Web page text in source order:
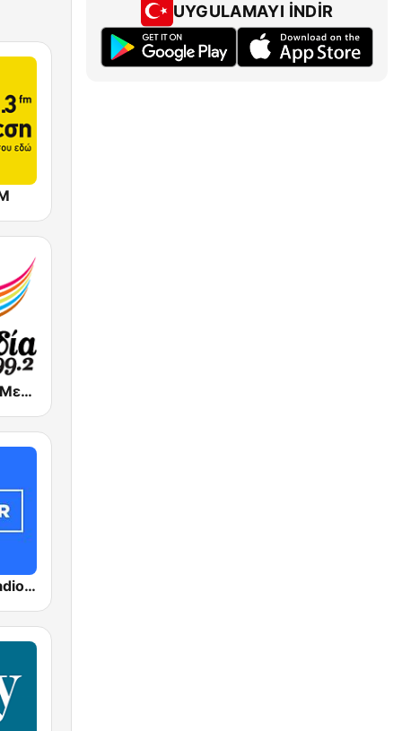
Melodia FM (Μελωδία 99.2)
ΣΚΑΪ (Skai Radio 100.3)
UYGULAMAYI İNDIR